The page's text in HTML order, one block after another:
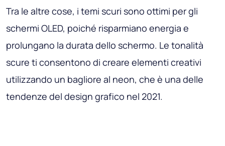
Tra le altre cose, i temi scuri sono ottimi per gli
schermi OLED, poiché risparmiano energia e
prolungano la durata dello schermo. Le tonalità
scure ti consentono di creare elementi creativi
utilizzando un bagliore al neon, che è una delle
tendenze del design grafico nel 2021.